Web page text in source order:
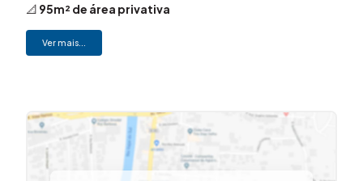
📐 95m² de área privativa
🛋️
Sala de estar ampla e climatizada
🍽️Ambientes integrados e funcionais
✨Diferenciais do imóvel:
✔️Móveis planejados em todos os ambientes
Aquecimento de água a gás
Janelas automáticas e antirruído
Ver mais...